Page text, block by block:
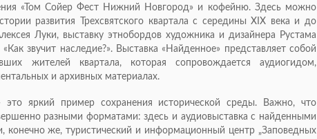
«Том Сойер Фест Нижний Новгород» и кофейню. Здесь можно
развития Трехсвятского квартала с середины XIX века и до
Луки, выставку этнобордов художника и дизайнера Рустама
звучит наследие?». Выставка «Найденное» представляет собой
жителей квартала, которая сопровождается аудиогидом,
и архивных материалах.
яркий пример сохранения исторической среды. Важно, что
разными форматами: здесь и аудиовыставка с найденными
конечно же, туристический и информационный центр „Заповедных